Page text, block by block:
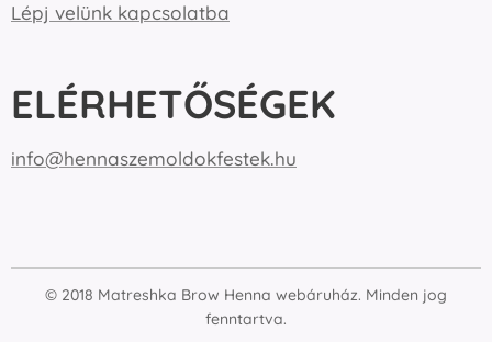
Lépj velünk kapcsolatba
ELÉRHETŐSÉGEK
info@hennaszemoldokfestek.hu
© 2018 Matreshka Brow Henna webáruház. Minden jog
fenntartva.